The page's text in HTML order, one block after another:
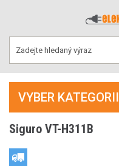
VYBER KATEGORII
Siguro VT-H311B